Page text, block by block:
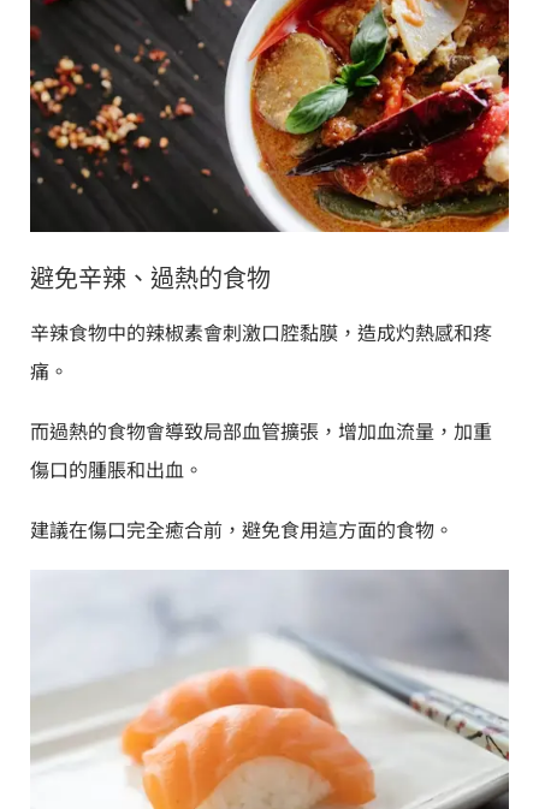
避免辛辣、過熱的食物
辛辣食物中的辣椒素會刺激口腔黏膜，造成灼熱感和疼
痛。
而過熱的食物會導致局部血管擴張，增加血流量，加重
傷口的腫脹和出血。
建議在傷口完全癒合前，避免食用這方面的食物。